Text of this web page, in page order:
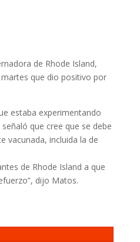
de Rhode Island,
que dio positivo por
estaba experimentando
que cree que se debe
vacunada, incluida la de
de Rhode Island a que
dijo Matos.